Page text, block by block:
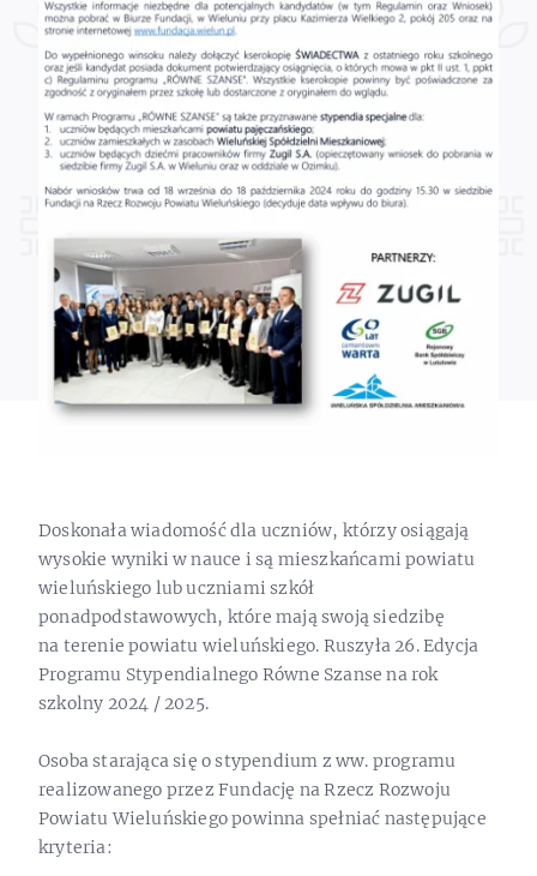
Doskonała wiadomość dla uczniów, którzy osiągają
wysokie wyniki w nauce i są mieszkańcami powiatu
wieluńskiego lub uczniami szkół
ponadpodstawowych, które mają swoją siedzibę
na terenie powiatu wieluńskiego. Ruszyła 26. Edycja
Programu Stypendialnego Równe Szanse na rok
szkolny 2024 / 2025.
Osoba starająca się o stypendium z ww. programu
realizowanego przez Fundację na Rzecz Rozwoju
Powiatu Wieluńskiego powinna spełniać następujące
kryteria: